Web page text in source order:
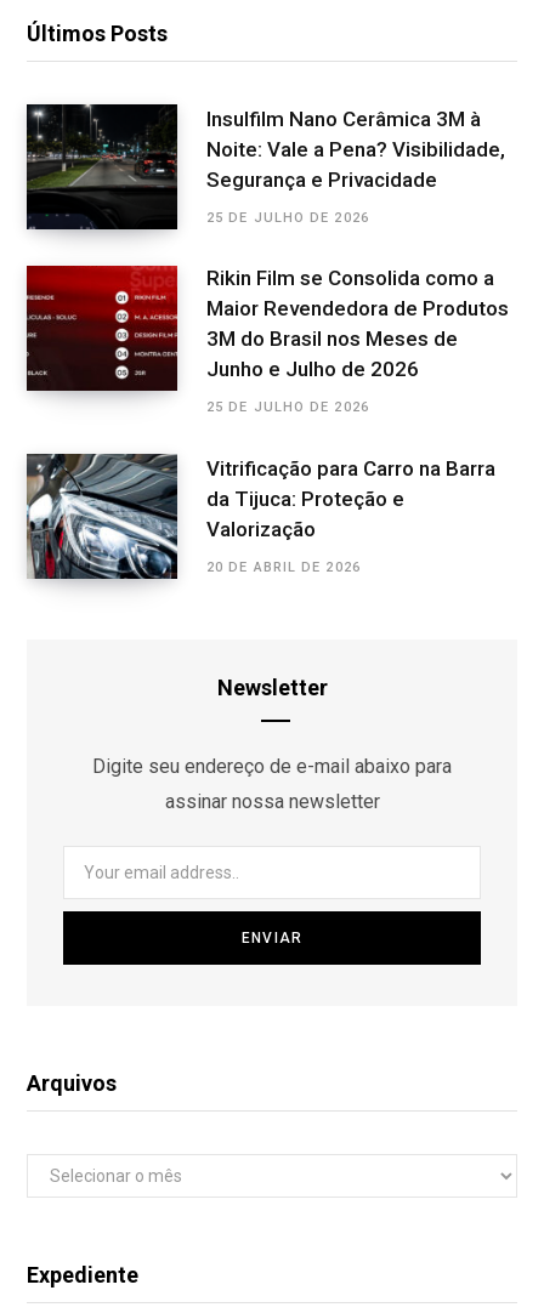
Últimos Posts
Insulfilm Nano Cerâmica 3M à
Noite: Vale a Pena? Visibilidade,
Segurança e Privacidade
25 DE JULHO DE 2026
Rikin Film se Consolida como a
Maior Revendedora de Produtos
3M do Brasil nos Meses de
Junho e Julho de 2026
25 DE JULHO DE 2026
Vitrificação para Carro na Barra
da Tijuca: Proteção e
Valorização
20 DE ABRIL DE 2026
Newsletter
Digite seu endereço de e-mail abaixo para
assinar nossa newsletter
Arquivos
Arquivos
Expediente